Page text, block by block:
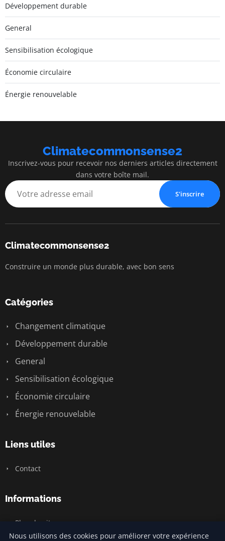
Développement durable
General
Sensibilisation écologique
Économie circulaire
Énergie renouvelable
Climatecommonsense2
Inscrivez-vous pour recevoir nos derniers articles directement
dans votre boîte mail.
S'inscrire
Climatecommonsense2
Construire un monde plus durable, avec bon sens
Catégories
Changement climatique
Développement durable
General
Sensibilisation écologique
Économie circulaire
Énergie renouvelable
Liens utiles
Contact
Informations
Plan du site
Nous utilisons des cookies pour améliorer votre expérience